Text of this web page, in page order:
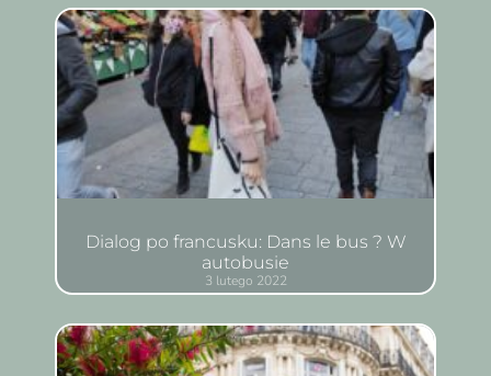
Dialog po francusku: Dans le bus ? W
autobusie
3 lutego 2022